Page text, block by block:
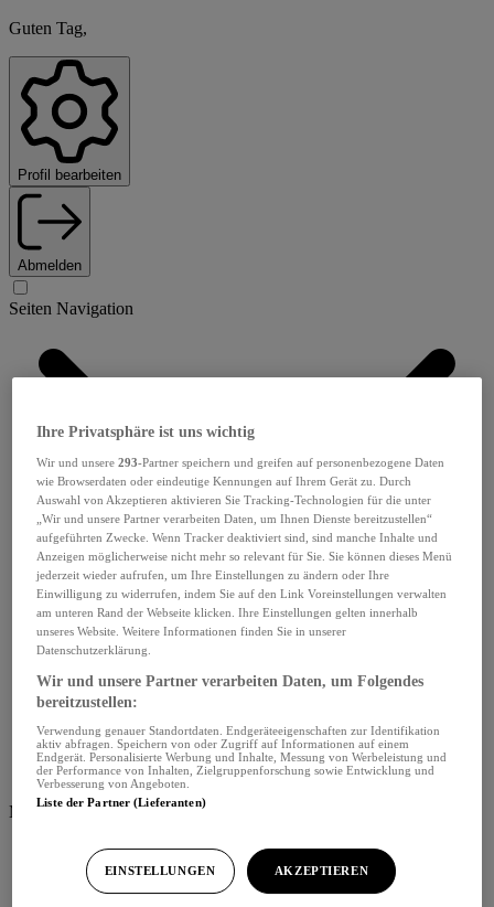
Guten Tag,
Profil bearbeiten
Abmelden
Seiten Navigation
Menü schliessen
Ihre Privatsphäre ist uns wichtig
Wir und unsere293-Partner speichern und greifen auf personenbezogene Daten
wie Browserdaten oder eindeutige Kennungen auf Ihrem Gerät zu. Durch
Auswahl von Akzeptieren aktivieren Sie Tracking-Technologien für die unter
„Wir und unsere Partner verarbeiten Daten, um Ihnen Dienste bereitzustellen“
aufgeführten Zwecke. Wenn Tracker deaktiviert sind, sind manche Inhalte und
Anzeigen möglicherweise nicht mehr so relevant für Sie. Sie können dieses Menü
jederzeit wieder aufrufen, um Ihre Einstellungen zu ändern oder Ihre
Einwilligung zu widerrufen, indem Sie auf den Link Voreinstellungen verwalten
am unteren Rand der Webseite klicken. Ihre Einstellungen gelten innerhalb
unseres Website. Weitere Informationen finden Sie in unserer
Datenschutzerklärung.
Wir und unsere Partner verarbeiten Daten, um Folgendes
bereitzustellen:
Verwendung genauer Standortdaten. Endgeräteeigenschaften zur Identifikation
aktiv abfragen. Speichern von oder Zugriff auf Informationen auf einem
Endgerät. Personalisierte Werbung und Inhalte, Messung von Werbeleistung und
der Performance von Inhalten, Zielgruppenforschung sowie Entwicklung und
Verbesserung von Angeboten.
Liste der Partner (Lieferanten)
EINSTELLUNGEN AKZEPTIEREN